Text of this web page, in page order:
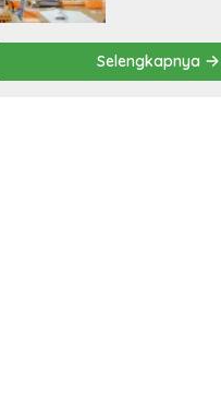
Tanggamus
Selengkapnya